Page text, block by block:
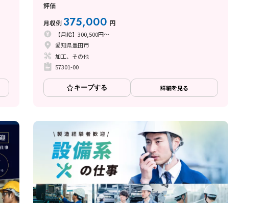
評価
月収例 375,000 円
【月給】300,500円～
愛知県豊田市
加工、その他
57301-00
キープする 詳細を見る